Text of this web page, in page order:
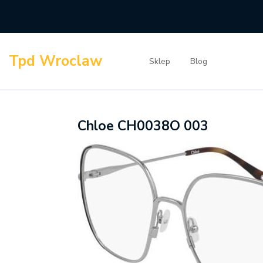
content
Tpd Wroclaw Sklep Blog
Chloe CH0038O 003